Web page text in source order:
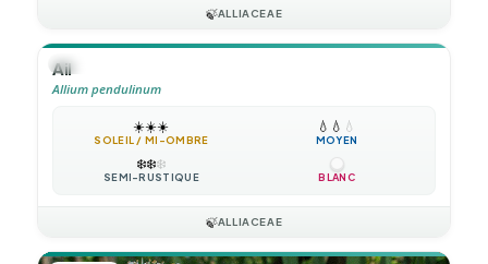
🍃ALLIACEAE
🪴VIVACE
Ail
Allium pendulinum
☀️☀️☀️
SOLEIL / MI-OMBRE
💧 💧 💧
MOYEN
❄️❄️❄️
SEMI-RUSTIQUE BLANC
🍃ALLIACEAE